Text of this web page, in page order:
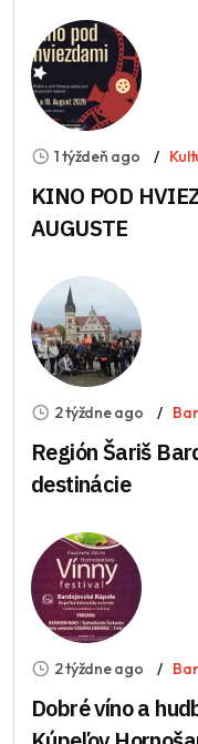
1 týždeň ago
KINO POD
AUGUSTE
2 týždne ago
Región Šariš
destinácie
2 týždne ago
Dobré víno a